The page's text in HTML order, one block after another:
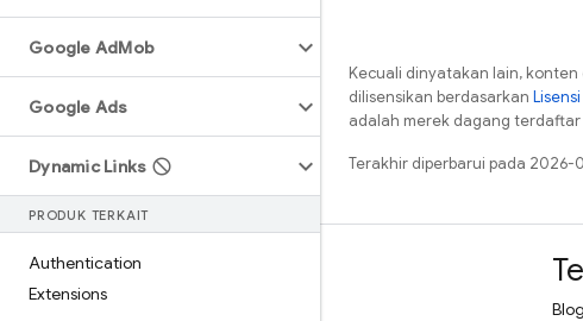
Google AdMob
Google Ads
Dynamic Links
PRODUK TERKAIT
Authentication
Extensions
Kecuali dinyatakan lain,
dilisensikan berdasarkan
adalah merek dagang
Terakhir diperbarui pada 2026-
Pelajari
Blog